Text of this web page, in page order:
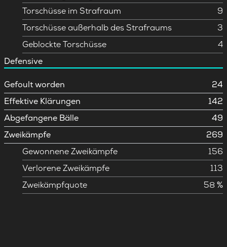
Torschüsse im Strafraum
9
Torschüsse außerhalb des Strafraums
3
Geblockte Torschüsse
4
Defensive
Gefoult worden
24
Effektive Klärungen
142
Abgefangene Bälle
49
Zweikämpfe
269
Gewonnene Zweikämpfe
156
Verlorene Zweikämpfe
113
Zweikämpfquote
58 %